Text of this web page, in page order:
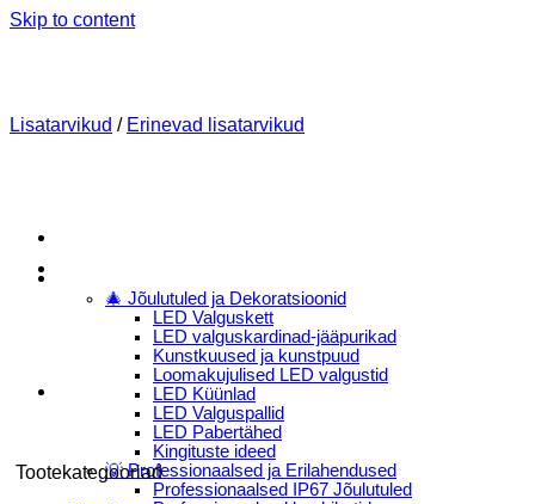
Skip to content
🎄 Jõulutuled ja Dekoratsioonid
LED Valguskett
LED valguskardinad-jääpurikad
Kunstkuused ja kunstpuud
Loomakujulised LED valgustid
LED Küünlad
LED Valguspallid
LED Pabertähed
Kingituste ideed
💡 Professionaalsed ja Erilahendused
Professionaalsed IP67 Jõulutuled
Lisatarvikud / Erinevad lisatarvikud
Tootekategooriad